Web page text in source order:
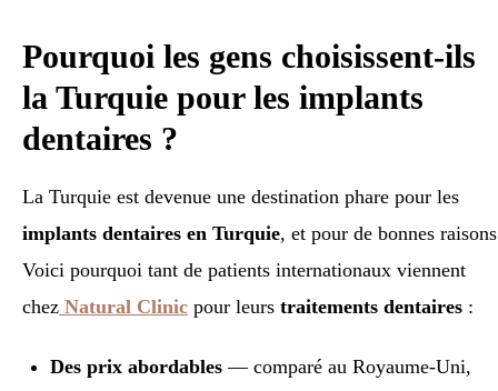
Pourquoi les gens choisissent-ils
la Turquie pour les implants
dentaires ?
La Turquie est devenue une destination phare pour les
implants dentaires en Turquie, et pour de bonnes
Voici pourquoi tant de patients internationaux viennent
chez Natural Clinic pour leurs traitements dentaires :
Des prix abordables — comparé au Royaume-Uni,